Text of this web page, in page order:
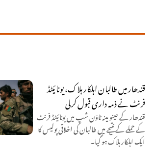
قندھار میں طالبان اہلکار ہلاک، یونائیٹڈ
فرنٹ نے ذمہ داری قبول کرلی
قندھار کے عینو مینہ ٹاؤن شپ میں یونائیٹڈ فرنٹ
کے حملے کے نتیجے میں طالبان کی اخلاقی پولیس کا
ایک اہلکار ہلاک ہو گیا۔